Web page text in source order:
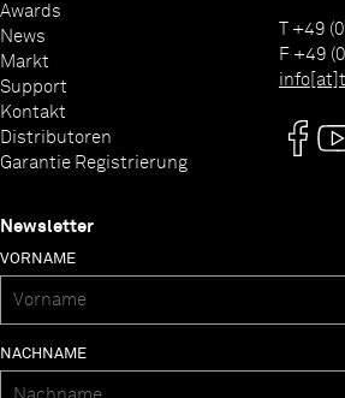
Awards
News
Markt
Support
Kontakt
Distributoren
Garantie Registrierung
T +49
F +49
Newsletter
VORNAME
NACHNAME